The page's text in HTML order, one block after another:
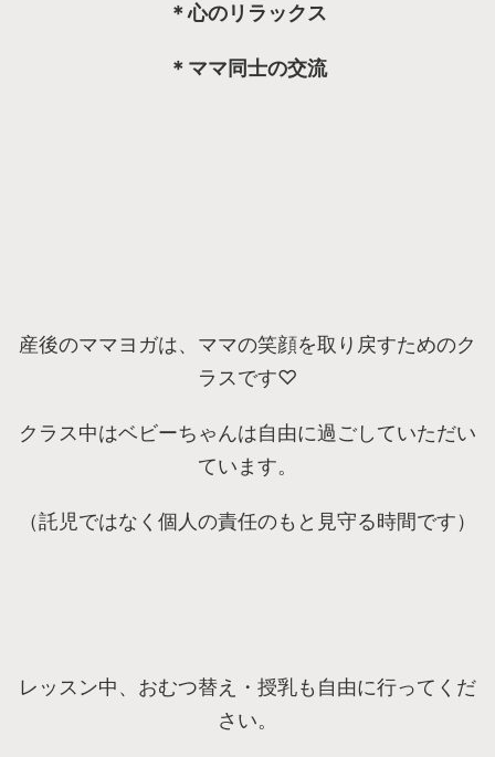
＊心のリラックス
＊ママ同士の交流
産後のママヨガは、ママの笑顔を取り戻すためのク
ラスです♡
クラス中はベビーちゃんは自由に過ごしていただい
ています。
（託児ではなく個人の責任のもと見守る時間です）
レッスン中、おむつ替え・授乳も自由に行ってくだ
さい。